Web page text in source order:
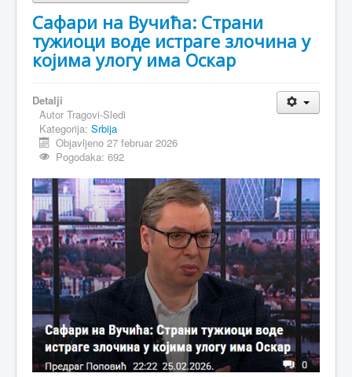
Сафари на Вучића: Страни
тужиоци воде истраге злочина у
којима улогу има Оскар
Detalji
Autor Tragovi-Sledi
Kategorija: Srbija
Objavljeno 27 februar 2026
Pogodaka: 692